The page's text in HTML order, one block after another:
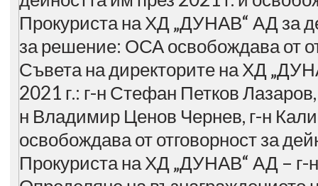
Прокуриста на ХД „ДУНАВ“ АД за
за решение: ОСА освобождава от
Съвета на директорите на ХД
2021 г.: г-н Стефан Петков
н Владимир Ценов Чернев, г-н
освобождава от отговорност за
Прокуриста на ХД „ДУНАВ“ АД – г-